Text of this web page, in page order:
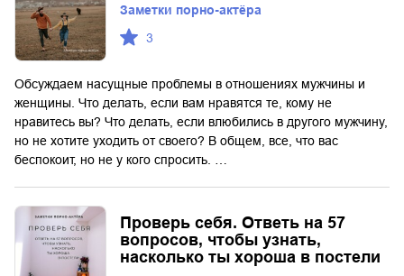
Заметки порно-актёра
3
Обсуждаем насущные проблемы в отношениях мужчины и
женщины. Что делать, если вам нравятся те, кому не
нравитесь вы? Что делать, если влюбились в другого мужчину,
но не хотите уходить от своего? В общем, все, что вас
беспокоит, но не у кого спросить. …
Проверь себя. Ответь на 57
вопросов, чтобы узнать,
насколько ты хороша в постели